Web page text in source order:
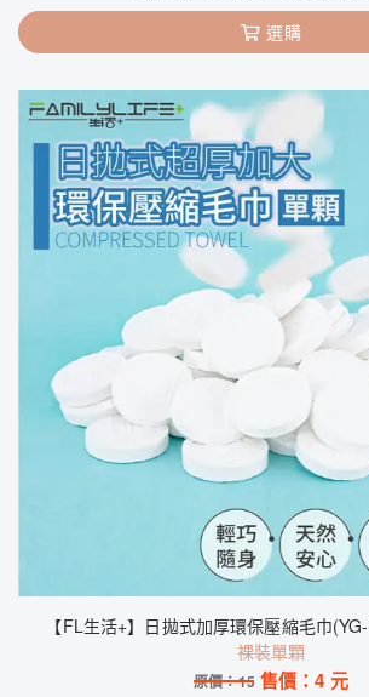
選購
【FL生活+】日拋式加厚環保壓縮毛巾
裸裝單顆
原價：15 售價：4 元